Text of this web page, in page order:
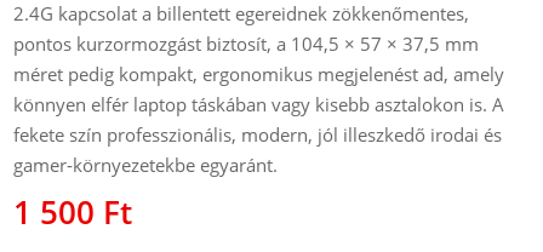
2.4G kapcsolat a billentett egereidnek zökkenőmentes,
pontos kurzormozgást biztosít, a 104,5 × 57 × 37,5 mm
méret pedig kompakt, ergonomikus megjelenést ad, amely
könnyen elfér laptop táskában vagy kisebb asztalokon is. A
fekete szín professzionális, modern, jól illeszkedő irodai és
gamer‑környezetekbe egyaránt.
1 500 Ft